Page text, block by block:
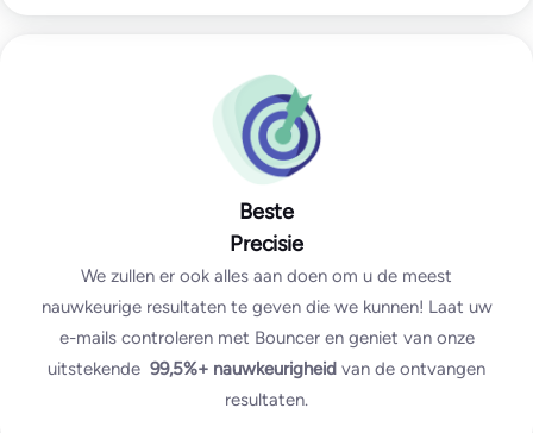
Beste
Precisie
We zullen er ook alles aan doen om u de meest
nauwkeurige resultaten te geven die we kunnen! Laat uw
e-mails controleren met Bouncer en geniet van onze
uitstekende 99,5%+ nauwkeurigheid van de ontvangen
resultaten.